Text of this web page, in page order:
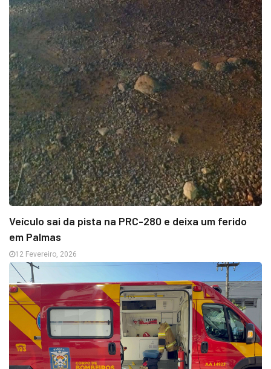
Veículo sai da pista na PRC-280 e deixa um ferido
em Palmas
12 Fevereiro, 2026